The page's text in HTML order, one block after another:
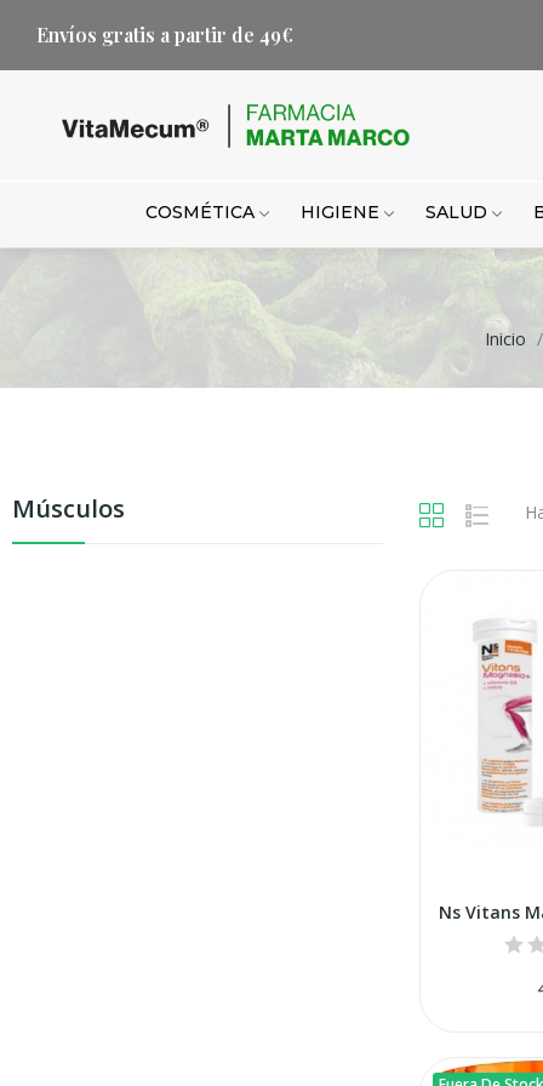
Envíos gratis a partir de 49€
COSMÉTICA HIGIENE SALUD
Inicio
Músculos